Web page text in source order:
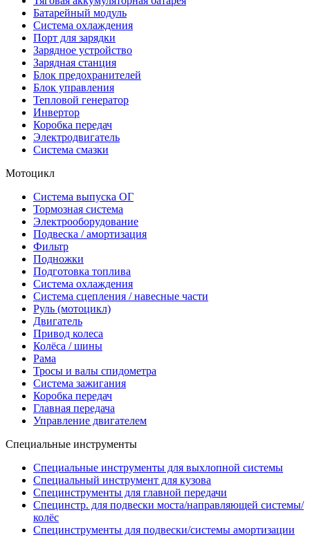
Батарейный модуль
Система охлаждения
Порт для зарядки
Зарядное устройство
Зарядная станция
Блок предохранителей
Блок управления
Тепловой генератор
Инвертор
Коробка передач
Электродвигатель
Система смазки
Мотоцикл
Система выпуска ОГ
Тормозная система
Электрооборудование
Подвеска / амортизация
Фильтр
Подножки
Подготовка топлива
Система охлаждения
Система сцепления / навесные части
Руль (мотоцикл)
Двигатель
Привод колеса
Колёса / шины
Рама
Тросы и валы спидометра
Система зажигания
Коробка передач
Главная передача
Управление двигателем
Специальные инструменты
Специальные инструменты для выхлопной системы
Специальный инструмент для кузова
Специнструменты для главной передачи
Специнстр. для подвески моста/направляющей системы/
колёс
Специнструменты для подвески/системы амортизации